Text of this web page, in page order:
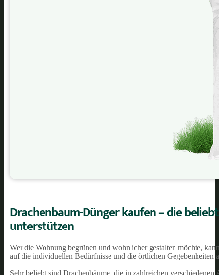
Drachenbaum-Dünger kaufen – die
unterstützen
Wer die Wohnung begrünen und wohnlicher gestalten möchte,
auf die individuellen Bedürfnisse und die örtlichen Gegebenheiten
Sehr beliebt sind Drachenbäume, die in zahlreichen